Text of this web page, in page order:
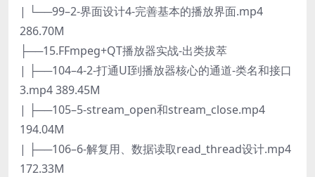
| └──99–2-界面设计4-完善基本的播放界面.mp4
286.70M
├──15.FFmpeg+QT播放器实战-出类拔萃
| ├──104–4-2-打通UI到播放器核心的通道-类名和接口
3.mp4 389.45M
| ├──105–5-stream_open和stream_close.mp4
194.04M
| ├──106–6-解复用、数据读取read_thread设计.mp4
172.33M